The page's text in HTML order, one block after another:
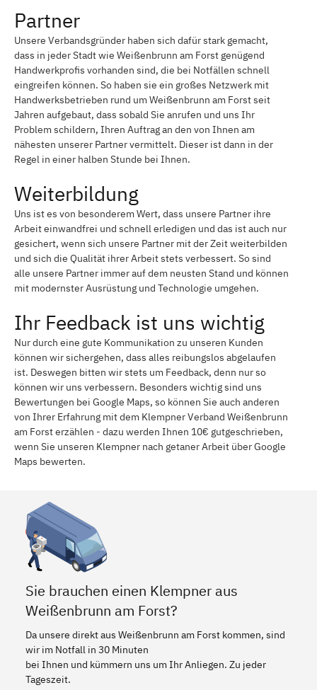
Partner
Unsere Verbandsgründer haben sich dafür stark gemacht,
dass in jeder Stadt wie Weißenbrunn am Forst genügend
Handwerkprofis vorhanden sind, die bei Notfällen schnell
eingreifen können. So haben sie ein großes Netzwerk mit
Handwerksbetrieben rund um Weißenbrunn am Forst seit
Jahren aufgebaut, dass sobald Sie anrufen und uns Ihr
Problem schildern, Ihren Auftrag an den von Ihnen am
nähesten unserer Partner vermittelt. Dieser ist dann in der
Regel in einer halben Stunde bei Ihnen.
Weiterbildung
Uns ist es von besonderem Wert, dass unsere Partner ihre
Arbeit einwandfrei und schnell erledigen und das ist auch nur
gesichert, wenn sich unsere Partner mit der Zeit weiterbilden
und sich die Qualität ihrer Arbeit stets verbessert. So sind
alle unsere Partner immer auf dem neusten Stand und können
mit modernster Ausrüstung und Technologie umgehen.
Ihr Feedback ist uns wichtig
Nur durch eine gute Kommunikation zu unseren Kunden
können wir sichergehen, dass alles reibungslos abgelaufen
ist. Deswegen bitten wir stets um Feedback, denn nur so
können wir uns verbessern. Besonders wichtig sind uns
Bewertungen bei Google Maps, so können Sie auch anderen
von Ihrer Erfahrung mit dem Klempner Verband Weißenbrunn
am Forst erzählen - dazu werden Ihnen 10€ gutgeschrieben,
wenn Sie unseren Klempner nach getaner Arbeit über Google
Maps bewerten.
Sie brauchen einen Klempner aus
Weißenbrunn am Forst?
Da unsere direkt aus Weißenbrunn am Forst kommen, sind
wir im Notfall in 30 Minuten
bei Ihnen und kümmern uns um Ihr Anliegen. Zu jeder
Tageszeit.